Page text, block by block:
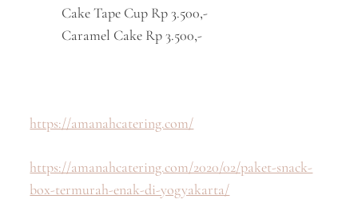
Cake Tape Cup Rp 3.500,-
Caramel Cake Rp 3.500,-
https://amanahcatering.com/
https://amanahcatering.com/2020/02/paket-snack-
box-termurah-enak-di-yogyakarta/